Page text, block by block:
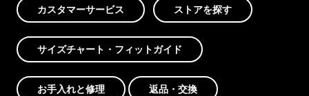
カスタマーサービス ストアを探す
サイズチャート・フィットガイド
お手入れと修理 返品・交換